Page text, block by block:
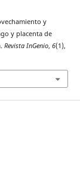
y
y placenta de
Revista InGenio, 6(1),